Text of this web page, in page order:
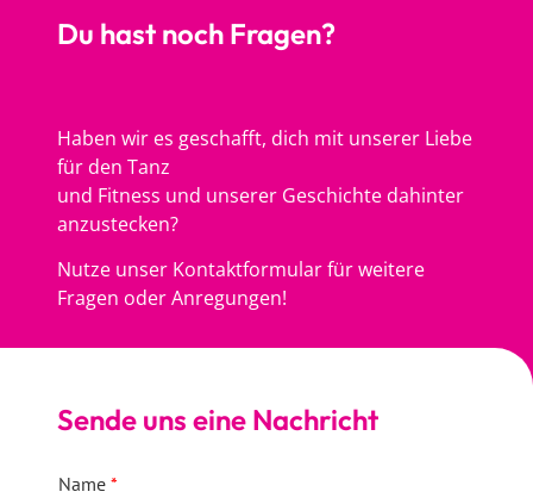
Du hast noch Fragen?
Haben wir es geschafft, dich mit unserer Liebe
für den Tanz
und Fitness und unserer Geschichte dahinter
anzustecken?
Nutze unser Kontaktformular für weitere
Fragen oder Anregungen!
Sende uns eine Nachricht
Name *